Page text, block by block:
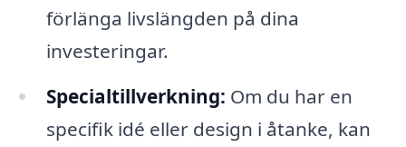
förlänga livslängden på dina
investeringar.
Specialtillverkning: Om du har en
specifik idé eller design i åtanke, kan